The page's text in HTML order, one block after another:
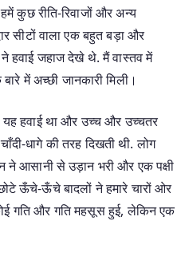
कुछ रीति-रिवाजों और अन्य
सीटों वाला एक बहुत बड़ा और
ने हवाई जहाज देखे थे. मैं वास्तव में
में अच्छी जानकारी मिली।
हवाई था और उच्च और उच्चतर
धागे की तरह दिखती थी. लोग
ने आसानी से उड़ान भरी और एक पक्षी
ऊँचे-ऊँचे बादलों ने हमारे चारों ओर
गति और गति महसूस हुई, लेकिन एक